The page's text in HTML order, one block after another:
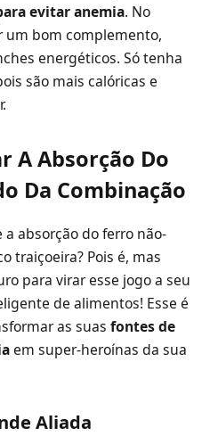
evitar anemia. No
um bom complemento,
energéticos. Só tenha
são mais calóricas e
A Absorção Do
Da Combinação
absorção do ferro não-
traiçoeira? Pois é, mas
para virar esse jogo a seu
de alimentos! Esse é
as suas fontes de
em super-heroínas da sua
Aliada